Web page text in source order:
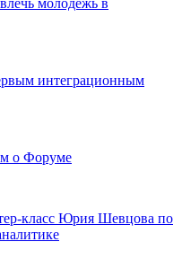
молодёжь в
интеграционным
о Форуме
класс Юрия Шевцова по